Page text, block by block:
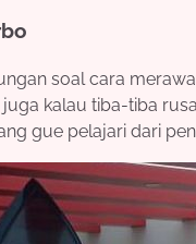
soal cara
kalau tiba-tiba
gue pelajari dari